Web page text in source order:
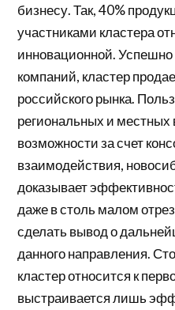
бизнесу. Так, 40%
участниками кластера
инновационной. Успешно
компаний, кластер
российского рынка.
региональных и местных
возможности за счет
взаимодействия,
доказывает
даже в столь малом
сделать вывод о
данного направления.
кластер относится к
выстраивается лишь